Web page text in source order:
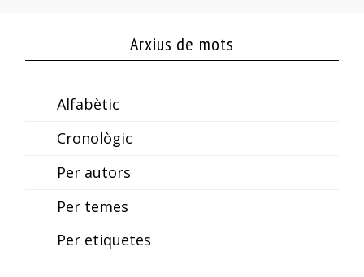
Arxius de mots
Alfabètic
Cronològic
Per autors
Per temes
Per etiquetes